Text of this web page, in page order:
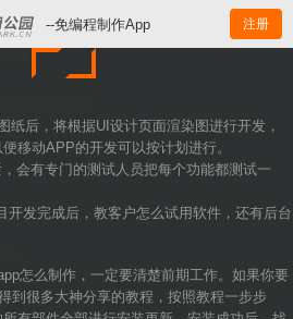
--免编程制作App 注册
纸后，将根据UI设计页面渲染图进行开发，
移动APP的开发可以按计划进行。
会有专门的测试人员把每个功能都测试一
开发完成后，教客户怎么试用软件，还有后台
怎么制作，一定要清楚前期工作。如果你要
到很多大神分享的教程，按照教程一步步